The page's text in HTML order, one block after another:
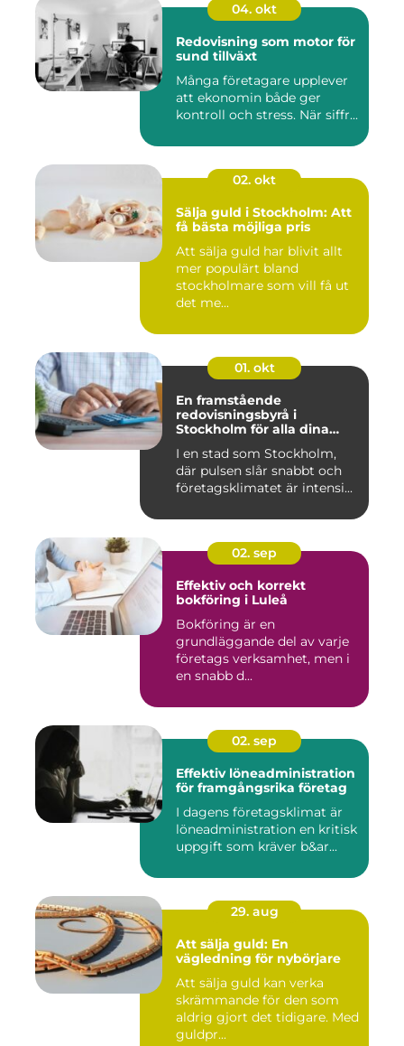
04. okt
Redovisning som motor för
sund tillväxt
Många företagare upplever
att ekonomin både ger
kontroll och stress. När siffr...
02. okt
Sälja guld i Stockholm: Att
få bästa möjliga pris
Att sälja guld har blivit allt
mer populärt bland
stockholmare som vill få ut
det me...
01. okt
En framstående
redovisningsbyrå i
Stockholm för alla dina
I en stad som Stockholm,
där pulsen slår snabbt och
företagsklimatet är intensi...
02. sep
Effektiv och korrekt
bokföring i Luleå
Bokföring är en
grundläggande del av varje
företags verksamhet, men i
en snabb d...
02. sep
Effektiv löneadministration
för framgångsrika företag
I dagens företagsklimat är
löneadministration en kritisk
uppgift som kräver b&ar...
29. aug
Att sälja guld: En
vägledning för nybörjare
Att sälja guld kan verka
skrämmande för den som
aldrig gjort det tidigare. Med
guldpr...